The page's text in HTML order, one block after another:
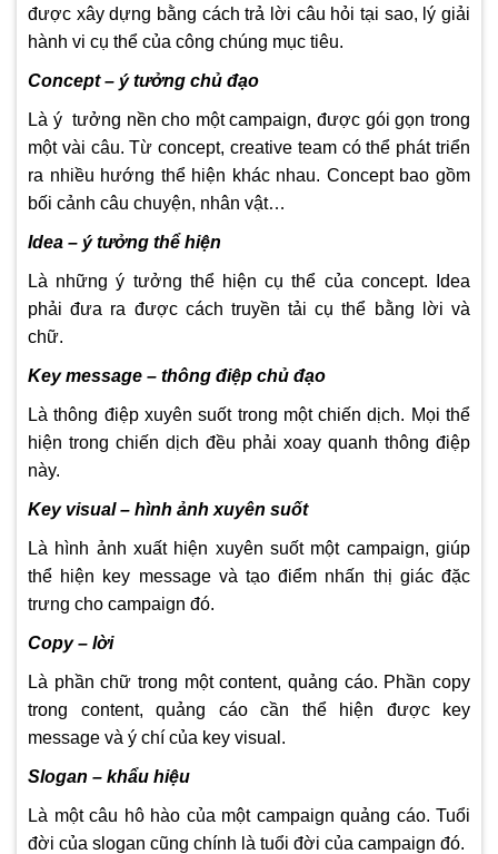
được xây dựng bằng cách trả lời câu hỏi tại sao, lý giải
hành vi cụ thể của công chúng mục tiêu.
Concept – ý tưởng chủ đạo
Là ý tưởng nền cho một campaign, được gói gọn trong
một vài câu. Từ concept, creative team có thể phát triển
ra nhiều hướng thể hiện khác nhau. Concept bao gồm
bối cảnh câu chuyện, nhân vật…
Idea – ý tưởng thể hiện
Là những ý tưởng thể hiện cụ thể của concept. Idea
phải đưa ra được cách truyền tải cụ thể bằng lời và
chữ.
Key message – thông điệp chủ đạo
Là thông điệp xuyên suốt trong một chiến dịch. Mọi thể
hiện trong chiến dịch đều phải xoay quanh thông điệp
này.
Key visual – hình ảnh xuyên suốt
Là hình ảnh xuất hiện xuyên suốt một campaign, giúp
thể hiện key message và tạo điểm nhấn thị giác đặc
trưng cho campaign đó.
Copy – lời
Là phần chữ trong một content, quảng cáo. Phần copy
trong content, quảng cáo cần thể hiện được key
message và ý chí của key visual.
Slogan – khẩu hiệu
Là một câu hô hào của một campaign quảng cáo. Tuổi
đời của slogan cũng chính là tuổi đời của campaign đó.